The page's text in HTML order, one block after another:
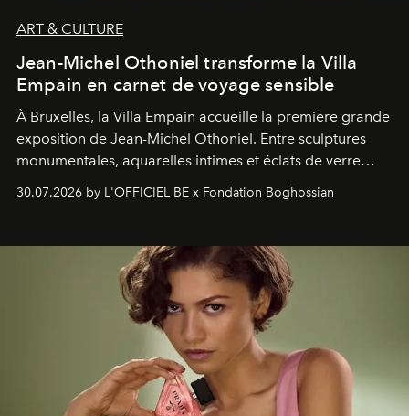
ART & CULTURE
Jean-Michel Othoniel transforme la Villa
Empain en carnet de voyage sensible
À Bruxelles, la Villa Empain accueille la première grande
exposition de Jean-Michel Othoniel. Entre sculptures
monumentales, aquarelles intimes et éclats de verre
soufflé, l’artiste français compose un itinéraire
émotionnel où chaque œuvre devient le souvenir
émerveillement.
30.07.2026 by L'OFFICIEL BE x Fondation Boghossian